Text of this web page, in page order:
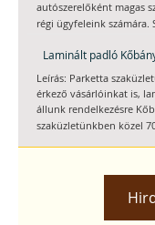
autószerelőként magas
régi ügyfeleink számára.
Laminált padló
Leírás: Parketta
érkező vásárlóinkat is,
állunk rendelkezésre
szaküzletünkben közel